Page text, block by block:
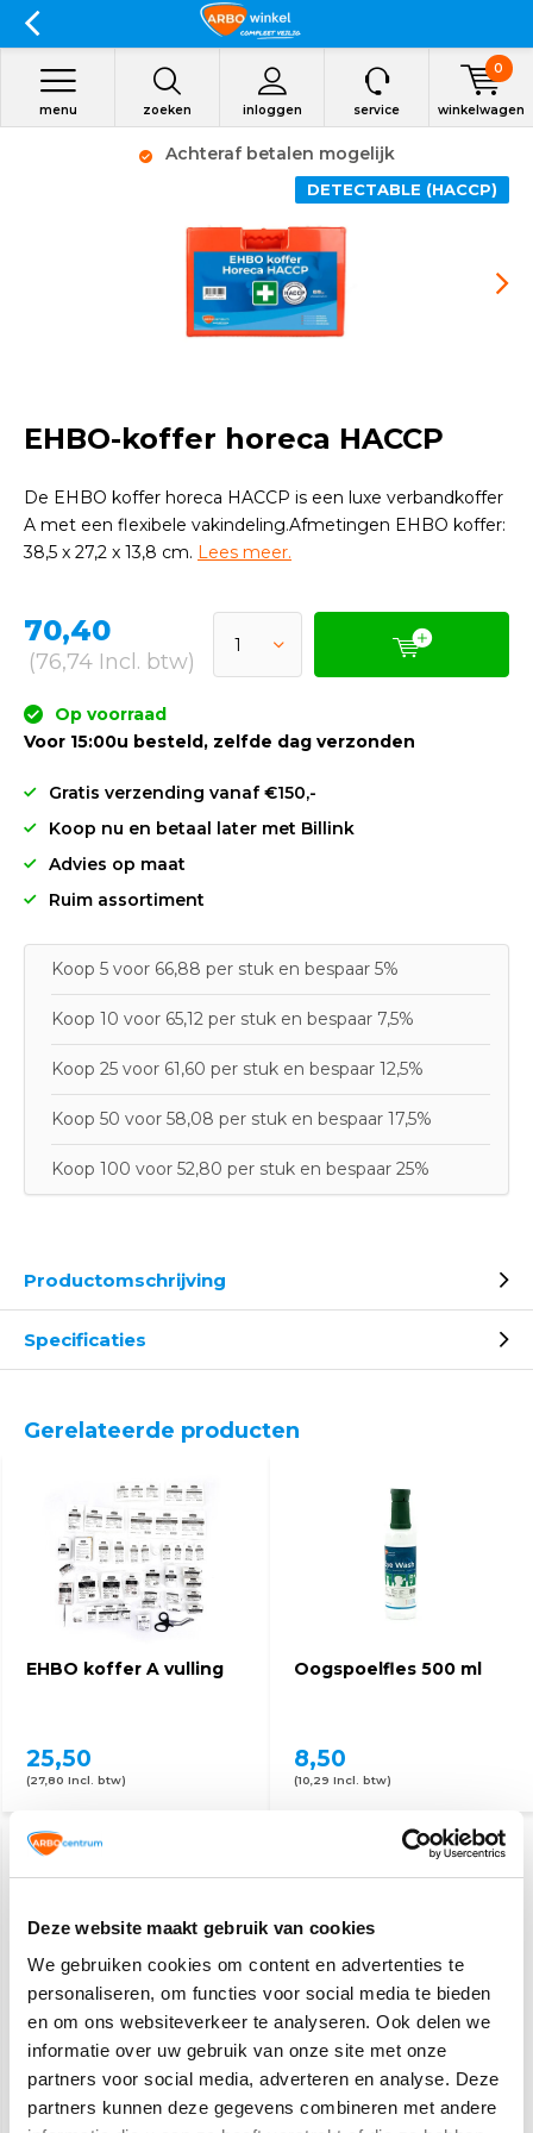
Deze website maakt gebruik van cookies
We gebruiken cookies om content en advertenties te
personaliseren, om functies voor social media te bieden
en om ons websiteverkeer te analyseren. Ook delen we
informatie over uw gebruik van onze site met onze
partners voor social media, adverteren en analyse. Deze
partners kunnen deze gegevens combineren met andere
zoeken inloggen
menu service winkelwagen
0
Achteraf betalen mogelijk
DETECTABLE (HACCP)
EHBO-koffer horeca HACCP
De EHBO koffer horeca HACCP is een luxe verbandkoffer
A met een flexibele vakindeling.Afmetingen EHBO koffer:
38,5 x 27,2 x 13,8 cm. Lees meer.
70,40
(76,74 Incl. btw)
Op voorraad
Voor 15:00u besteld, zelfde dag verzonden
Gratis verzending vanaf €150,-
Koop nu en betaal later met Billink
Advies op maat
Ruim assortiment
Koop 5 voor 66,88 per stuk en bespaar 5%
Koop 10 voor 65,12 per stuk en bespaar 7,5%
Koop 25 voor 61,60 per stuk en bespaar 12,5%
Koop 50 voor 58,08 per stuk en bespaar 17,5%
Koop 100 voor 52,80 per stuk en bespaar 25%
Productomschrijving
Specificaties
Gerelateerde producten
EHBO koffer A vulling
25,50
(27,80 Incl. btw)
Oogspoelfles 500 ml
8,50
(10,29 Incl. btw)
EHBO koffer A Leeg
37,95